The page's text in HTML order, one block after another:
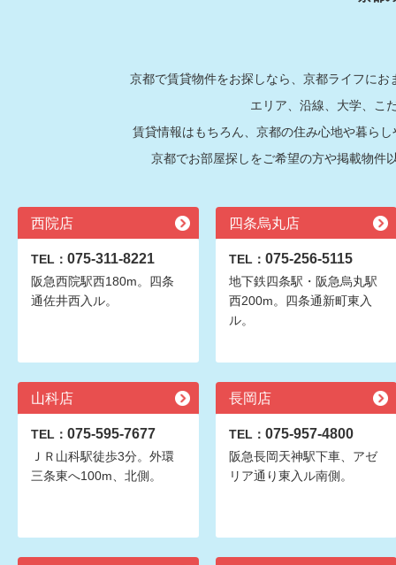
京都で賃貸物件をお探しなら、京都ライフに
エリア、沿線、大学、こ
賃貸情報はもちろん、京都の住み心地や暮ら
京都でお部屋探しをご希望の方や掲載物件
西院店
TEL： 075-311-8221
阪急西院駅西180m。四条
通佐井西入ル。
四条烏丸店
TEL： 075-256-5115
地下鉄四条駅・阪急烏丸駅
西200m。四条通新町東入
ル。
山科店
TEL： 075-595-7677
ＪＲ山科駅徒歩3分。外環
三条東へ100m、北側。
長岡店
TEL： 075-957-4800
阪急長岡天神駅下車、アゼ
リア通り東入ル南側。